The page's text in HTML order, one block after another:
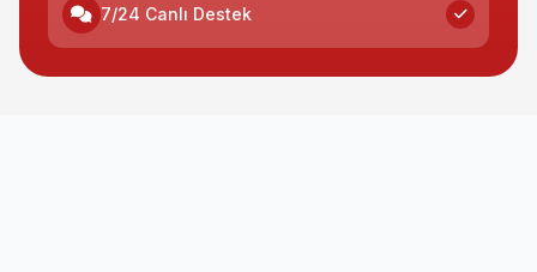
7/24 Canlı Destek